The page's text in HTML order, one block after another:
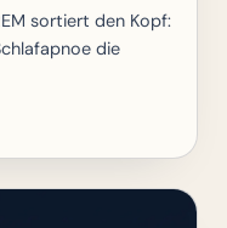
sortiert den Kopf:
die